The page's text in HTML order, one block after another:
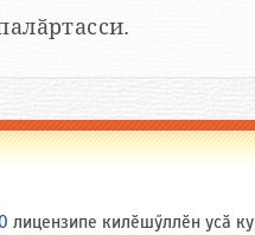
лицензипе килӗшӳллӗн усӑ